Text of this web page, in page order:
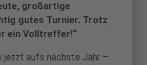
großartige
gutes Turnier. Trotz
ein Volltreffer!“
jetzt aufs nächste Jahr –